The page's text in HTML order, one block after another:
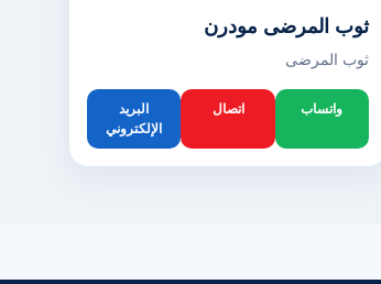
ثوب المرضى مودرن
ثوب المرضى
واتساب اتصال
البريد
الإلكتروني